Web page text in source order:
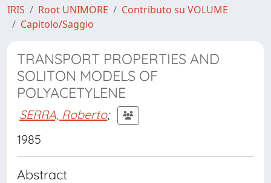
IRIS Root UNIMORE
Contributo su VOLUME
Capitolo/Saggio
TRANSPORT PROPERTIES AND
SOLITON MODELS OF
POLYACETYLENE
SERRA, Roberto;
1985
Abstract